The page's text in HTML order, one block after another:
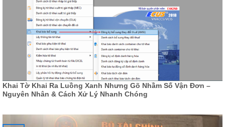
Khai Tờ Khai Ra Luồng Xanh Nhưng Gõ Nhầm Số Vận Đơn –
Nguyên Nhân & Cách Xử Lý Nhanh Chóng